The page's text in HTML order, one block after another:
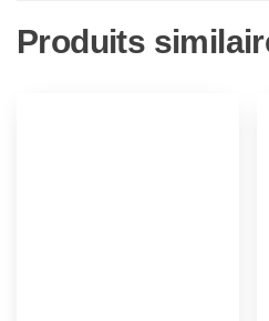
Produits